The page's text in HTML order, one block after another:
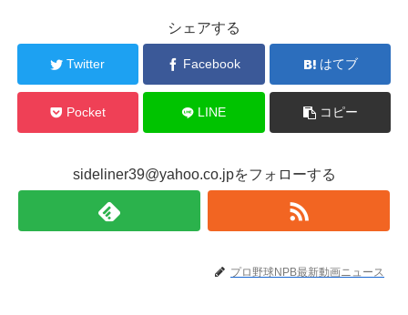
シェアする
Twitter Facebook はてブ
Pocket LINE コピー
sideliner39@yahoo.co.jpをフォローする
プロ野球NPB最新動画ニュース